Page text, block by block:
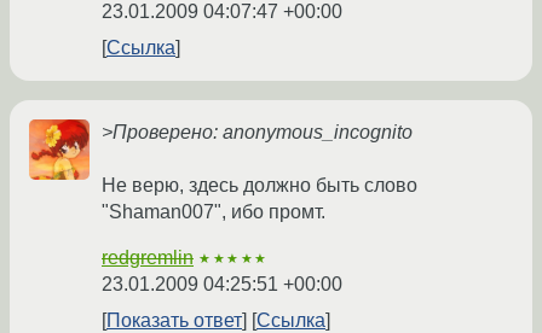
23.01.2009 04:07:47 +00:00
Ссылка
>Проверено: anonymous_incognito
Не верю, здесь должно быть слово
"Shaman007", ибо промт.
redgremlin ★★★★★
23.01.2009 04:25:51 +00:00
Показать ответ
Ссылка